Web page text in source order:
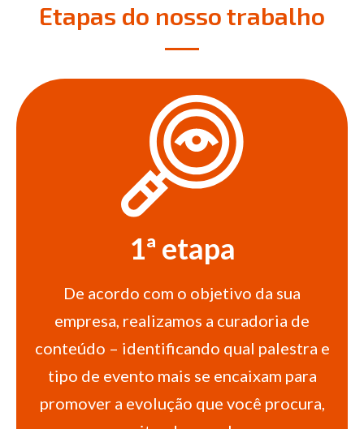
Etapas do nosso trabalho
1ª etapa
De acordo com o objetivo da sua
empresa, realizamos a curadoria de
conteúdo – identificando qual palestra e
tipo de evento mais se encaixam para
promover a evolução que você procura,